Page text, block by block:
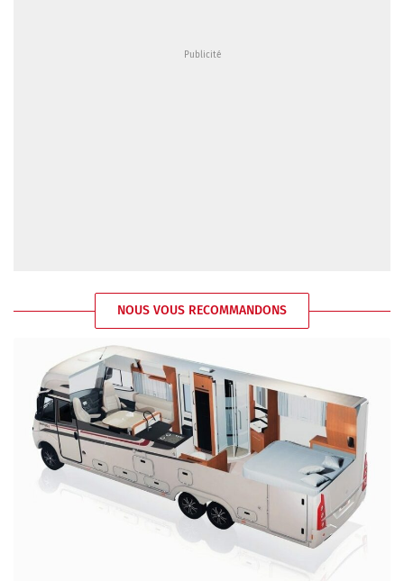
NOUS VOUS RECOMMANDONS